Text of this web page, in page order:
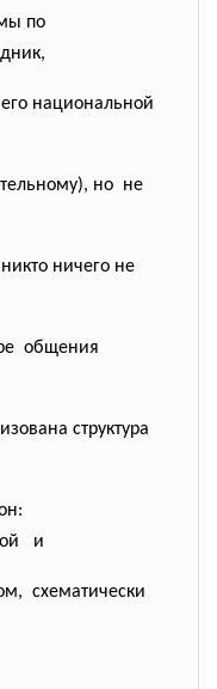
по
национальной
но не
ничего не
общения
структура
и
схематически